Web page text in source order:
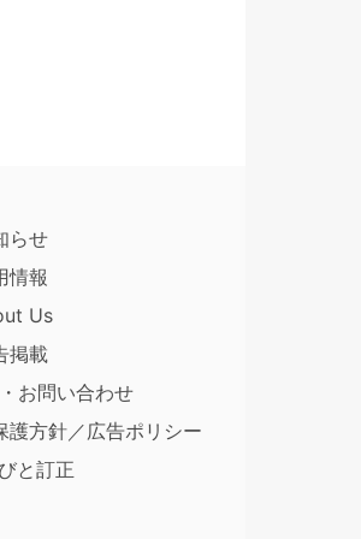
らせ
情報
Us
掲載
お問い合わせ
護方針／広告ポリシー
と訂正